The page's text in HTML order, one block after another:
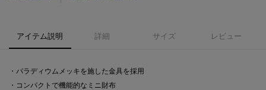
アイテム説明 詳細 サイズ レビュー
・パラディウムメッキを施した金具を採用
・コンパクトで機能的なミニ財布